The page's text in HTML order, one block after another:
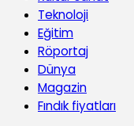
Teknoloji
Eğitim
Röportaj
Dünya
Magazin
Fındık fiyatları